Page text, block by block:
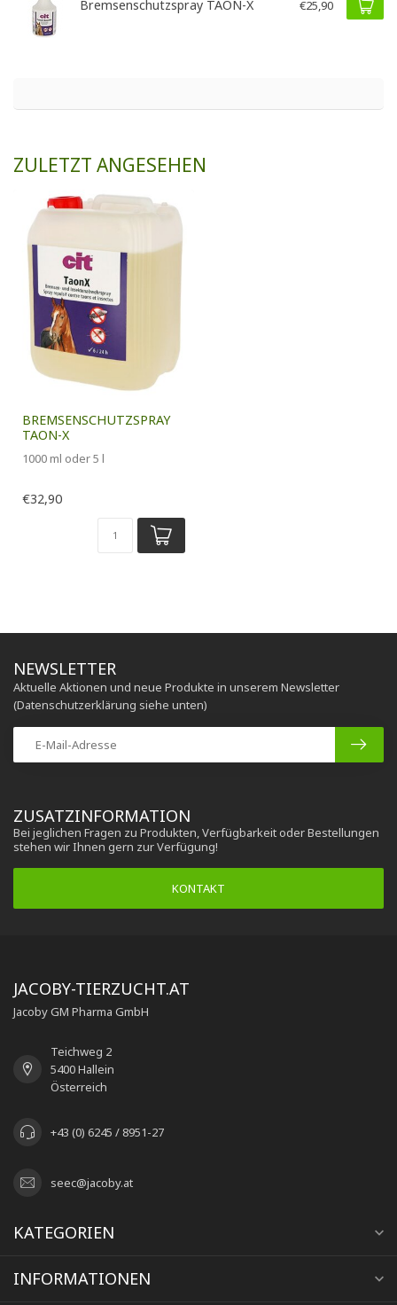
Bremsenschutzspray TAON-X €25,90
ZULETZT ANGESEHEN
BREMSENSCHUTZSPRAY
TAON-X
1000 ml oder 5 l
€32,90
ZUSATZINFORMATION
Bei jeglichen Fragen zu Produkten, Verfügbarkeit oder Bestellungen
stehen wir Ihnen gern zur Verfügung!
KONTAKT
NEWSLETTER
Aktuelle Aktionen und neue Produkte in unserem Newsletter
(Datenschutzerklärung siehe unten)
JACOBY-TIERZUCHT.AT
Jacoby GM Pharma GmbH
Teichweg 2
5400 Hallein
Österreich
+43 (0) 6245 / 8951-27
seec@jacoby.at
KATEGORIEN
INFORMATIONEN